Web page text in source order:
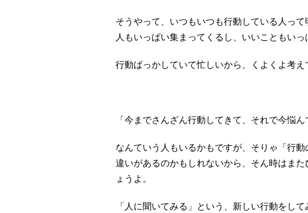
そうやって、いつもいつも行動している人っ
人もいっぱい集まってくるし、いいこともいっ
行動ばっかしていて忙しいから、くよくよ考え
「今までさんざん行動してきて、それで今悩ん
なんていう人もいるかもですが、そりゃ「行
違いがあるのかもしれないから、そん時はま
ょうよ。
「人に聞いてみる」という、新しい行動をし